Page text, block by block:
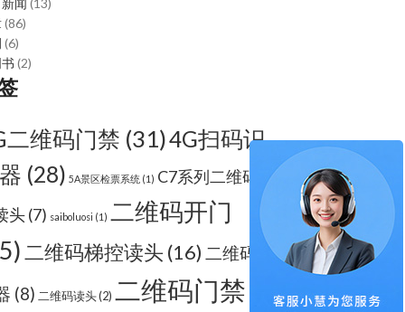
闻 (13)
(86)
(6)
(2)
二维码门禁 (31)4G扫码识
(28) 5A景区检票系统 (1) C7系列二维码梯
头(7) saiboluosi (1) 二维码开门
二维码梯控读头 (16) 二维码识
(8) 二维码读头(2) 二维码门禁